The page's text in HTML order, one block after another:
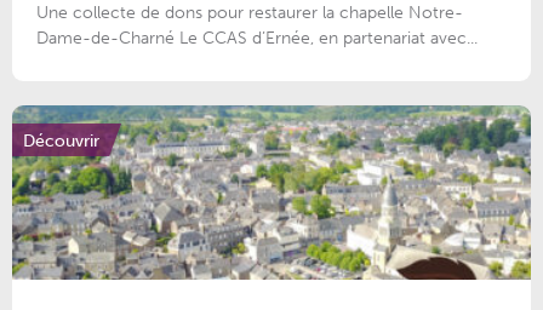
Une collecte de dons pour restaurer la chapelle Notre-
Dame-de-Charné Le CCAS d’Ernée, en partenariat avec...
Découvrir